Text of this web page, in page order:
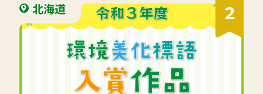
2
北海道